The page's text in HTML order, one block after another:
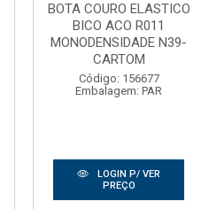
BOTA COURO ELASTICO
BICO ACO R011
MONODENSIDADE N39-
CARTOM
Código: 156677
Embalagem: PAR
LOGIN P/ VER
PREÇO